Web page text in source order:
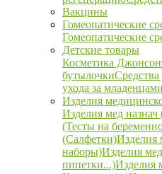
Вакцины
Гомеопатические
Гомеопатические
Детские товары
Косметика Джонсон
бутылочки
ухода за младенцами
Изделия
Изделия мед
(Тесты на
(Салфетки)Изделия
наборы)Изделия
пипетки...)Изделия